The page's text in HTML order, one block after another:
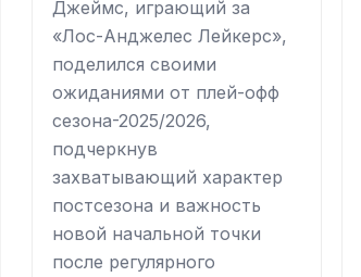
Джеймс, играющий за
«Лос-Анджелес Лейкерс»,
поделился своими
ожиданиями от плей-офф
сезона-2025/2026,
подчеркнув
захватывающий характер
постсезона и важность
новой начальной точки
после регулярного